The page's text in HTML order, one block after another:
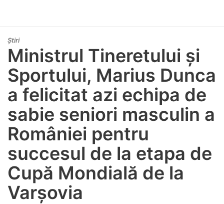
Știri
Ministrul Tineretului și
Sportului, Marius Dunca
a felicitat azi echipa de
sabie seniori masculin a
României pentru
succesul de la etapa de
Cupă Mondială de la
Varșovia